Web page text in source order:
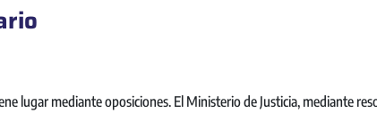
lugar mediante oposiciones. El Ministerio de Justicia, mediante